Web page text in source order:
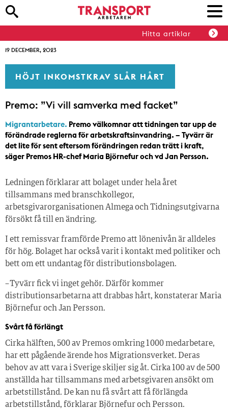
Hitta artiklar
19 DECEMBER, 2023
HÖJT INKOMSTKRAV SLÅR HÅRT
Premo: ”Vi vill samverka med facket”
Migrantarbetare. Premo välkomnar att tidningen tar upp de
förändrade reglerna för arbetskraftsinvandring. – Tyvärr är
det lite för sent eftersom förändringen redan trätt i kraft,
säger Premos HR-chef Maria Björnefur och vd Jan Persson.
Ledningen förklarar att bolaget under hela året
tillsammans med branschkollegor,
arbetsgivarorganisationen Almega och Tidningsutgivarna
försökt få till en ändring.
I ett remissvar framförde Premo att lönenivån är alldeles
för hög. Bolaget har också varit i kontakt med politiker och
bett om ett undantag för distributionsbolagen.
– Tyvärr fick vi inget gehör. Därför kommer
distributionsarbetarna att drabbas hårt, konstaterar Maria
Björnefur och Jan Persson.
Svårt få förlängt
Cirka hälften, 500 av Premos omkring 1 000 medarbetare,
har ett pågående ärende hos Migrationsverket. Deras
behov av att vara i Sverige skiljer sig åt. Cirka 100 av de 500
anställda har tillsammans med arbetsgivaren ansökt om
arbetstillstånd. De kan nu få svårt att få förlängda
arbetstillstånd, förklarar Björnefur och Persson.